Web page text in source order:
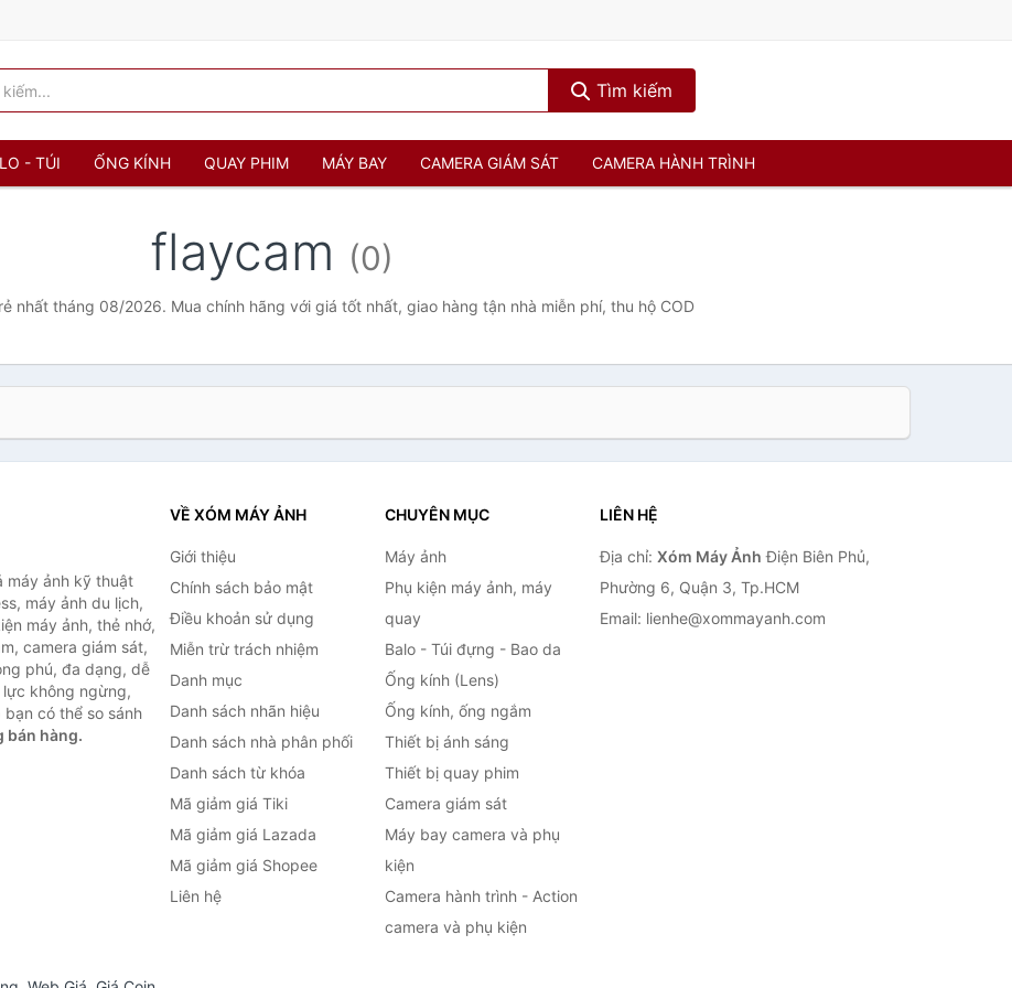
Tìm kiếm
- TÚI ỐNG KÍNH QUAY PHIM MÁY BAY CAMERA GIÁM SÁT CAMERA HÀNH TRÌNH
flaycam (0)
nhất tháng 08/2026. Mua chính hãng với giá tốt nhất, giao hàng tận nhà miễn phí, thu hộ COD
máy ảnh kỹ thuật
máy ảnh du lịch,
máy ảnh, thẻ nhớ,
camera giám sát,
phú, đa dạng, dễ
không ngừng,
có thể so sánh
bán hàng.
VỀ XÓM MÁY ẢNH
Giới thiệu
Chính sách bảo mật
Điều khoản sử dụng
Miễn trừ trách nhiệm
Danh mục
Danh sách nhãn hiệu
Danh sách nhà phân phối
Danh sách từ khóa
Mã giảm giá Tiki
Mã giảm giá Lazada
Mã giảm giá Shopee
Liên hệ
CHUYÊN MỤC
Máy ảnh
Phụ kiện máy ảnh, máy
quay
Balo - Túi đựng - Bao da
Ống kính (Lens)
Ống kính, ống ngắm
Thiết bị ánh sáng
Thiết bị quay phim
Camera giám sát
Máy bay camera và phụ
kiện
Camera hành trình - Action
camera và phụ kiện
LIÊN HỆ
Địa chỉ: Xóm Máy Ảnh Điện Biên Phủ,
Phường 6, Quận 3, Tp.HCM
Email: lienhe@xommayanh.com